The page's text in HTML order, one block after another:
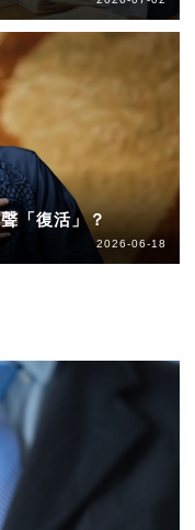
「復活」？
2026-06-18